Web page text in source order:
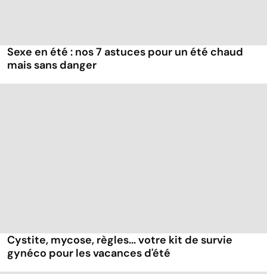
Sexe en été : nos 7 astuces pour un été chaud
mais sans danger
Cystite, mycose, règles... votre kit de survie
gynéco pour les vacances d'été